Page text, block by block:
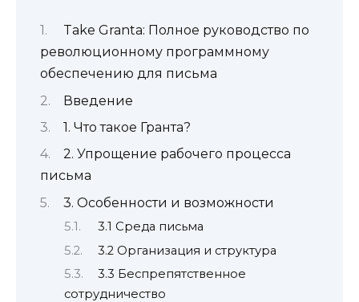
Take Granta: Полное руководство по
революционному программному
обеспечению для письма
Введение
1. Что такое Гранта?
2. Упрощение рабочего процесса
письма
3. Особенности и возможности
3.1 Среда письма
3.2 Организация и структура
3.3 Беспрепятственное
сотрудничество